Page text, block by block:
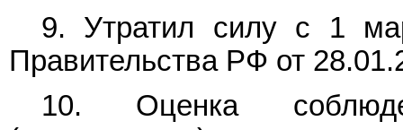
9. Утратил силу с 1
Правительства РФ от
10. Оценка